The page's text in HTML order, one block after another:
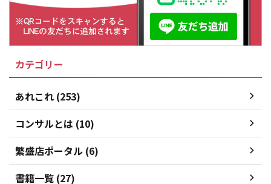
カテゴリー
あれこれ (253)
コンサルとは (10)
繁盛店ポータル (6)
書籍一覧 (27)